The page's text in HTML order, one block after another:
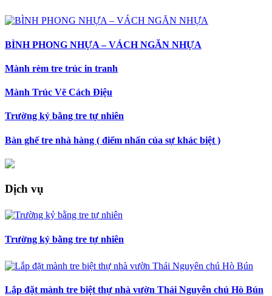
BÌNH PHONG NHỰA – VÁCH NGĂN NHỰA
Mành rèm tre trúc in tranh
Mành Trúc Vẽ Cách Điệu
Trường kỷ bằng tre tự nhiên
Bàn ghế tre nhà hàng ( điểm nhấn của sự khác biệt )
Dịch vụ
Trường kỷ bằng tre tự nhiên
Lắp đặt mành tre biệt thự nhà vườn Thái Nguyên chú Hò Bún